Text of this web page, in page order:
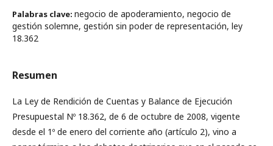
Palabras clave: negocio de apoderamiento, negocio de
gestión solemne, gestión sin poder de representación, ley
18.362
Resumen
La Ley de Rendición de Cuentas y Balance de Ejecución
Presupuestal Nº 18.362, de 6 de octubre de 2008, vigente
desde el 1º de enero del corriente año (artículo 2), vino a